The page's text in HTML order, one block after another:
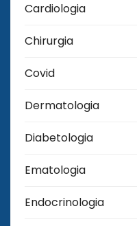
Cardiologia
Chirurgia
Covid
Dermatologia
Diabetologia
Ematologia
Endocrinologia